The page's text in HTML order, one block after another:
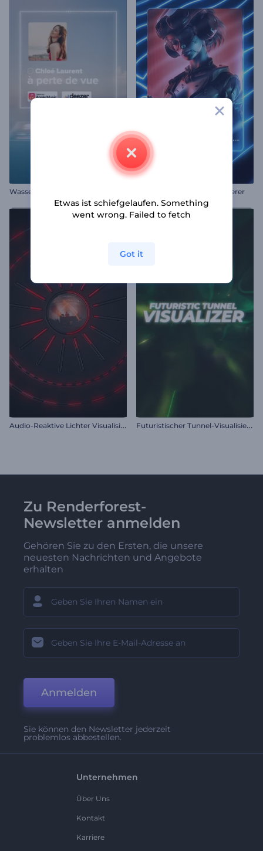
Wassermusik-Visualisierer Neon Linien Musik Visualisierer
A
udio-Reaktive Lichter Visualisierung F
uturistischer Tunnel-Visualisierer
Zu Renderforest-
Newsletter anmelden
Gehören Sie zu den Ersten, die unsere
neuesten Nachrichten und Angebote
erhalten
Anmelden
Sie können den Newsletter jederzeit
problemlos abbestellen.
Unternehmen
Über Uns
Kontakt
Karriere
Etwas ist schiefgelaufen. Something
went wrong. Failed to fetch
Got it